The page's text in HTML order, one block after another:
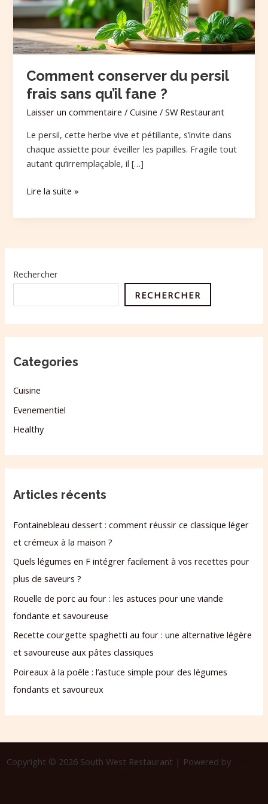
Comment conserver du persil
frais sans qu’il fane ?
Laisser un commentaire /Cuisine /SW Restaurant
Le persil, cette herbe vive et pétillante, s’invite dans
chaque assiette pour éveiller les papilles. Fragile tout
autant qu’irremplaçable, il […]
qu’il
?
Lire la suite »
Rechercher
RECHERCHER
Categories
Cuisine
Evenementiel
Healthy
Articles récents
Fontainebleau dessert : comment réussir ce classique léger
et crémeux à la maison ?
Quels légumes en F intégrer facilement à vos recettes pour
plus de saveurs ?
Rouelle de porc au four : les astuces pour une viande
fondante et savoureuse
Recette courgette spaghetti au four : une alternative légère
et savoureuse aux pâtes classiques
Poireaux à la poêle : l’astuce simple pour des légumes
fondants et savoureux
Copyright © 2026 South West Restaurant | Powered by